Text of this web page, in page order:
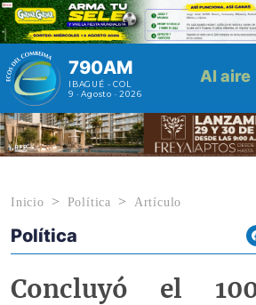
Pasar al contenido principal
790AM
IBAGUÉ - COL
9 · Agosto · 2026
Al aire
Inicio Política Artículo
Econoticias y Eventos
Política
Concluyó el